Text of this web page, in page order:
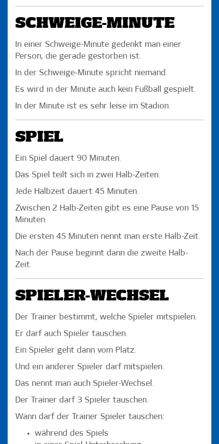
SCHWEIGE-MINUTE
In einer Schweige-Minute gedenkt man einer
Person, die gerade gestorben ist.
In der Schweige-Minute spricht niemand.
Es wird in der Minute auch kein Fußball gespielt.
In der Minute ist es sehr leise im Stadion.
SPIEL
Ein Spiel dauert 90 Minuten.
Das Spiel teilt sich in zwei Halb-Zeiten.
Jede Halbzeit dauert 45 Minuten.
Zwischen 2 Halb-Zeiten gibt es eine Pause von 15
Minuten.
Die ersten 45 Minuten nennt man erste Halb-Zeit.
Nach der Pause beginnt dann die zweite Halb-
Zeit.
SPIELER-­WECHSEL
Der Trainer bestimmt, welche Spieler mitspielen.
Er darf auch Spieler tauschen.
Ein Spieler geht dann vom Platz.
Und ein anderer Spieler darf mitspielen.
Das nennt man auch Spieler-Wechsel.
Der Trainer darf 3 Spieler tauschen.
Wann darf der Trainer Spieler tauschen:
während des Spiels